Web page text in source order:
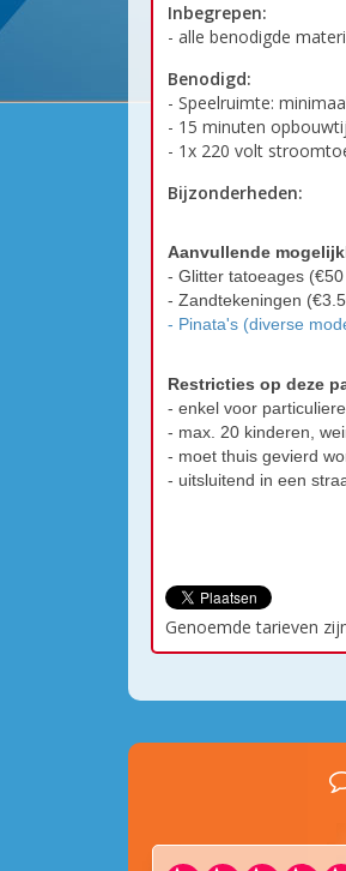
Inbegrepen:
- alle benodigde
Benodigd:
- Speelruimte:
- 15 minuten
- 1x 220 volt
Bijzonderheden:
Aanvullende
- Glitter tatoeages
- Zandtekeningen
- Pinata's (diverse
Restricties op deze
- enkel voor
- max. 20 kinderen,
- moet thuis gevierd
- uitsluitend in een
Genoemde tarieven